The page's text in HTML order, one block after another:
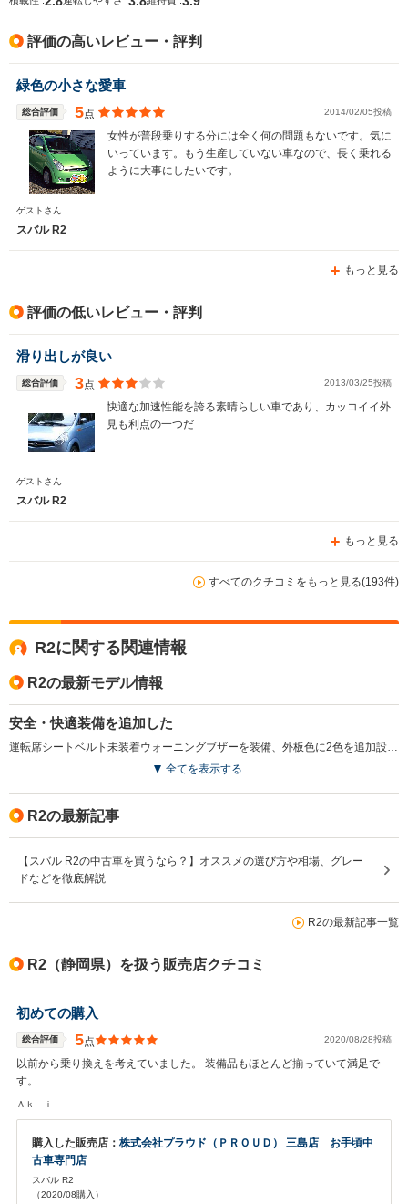
評価の高いレビュー・評判
緑色の小さな愛車
総合評価 5点 2014/02/05投稿
女性が普段乗りする分には全く何の問題もないです。気に
いっています。もう生産していない車なので、長く乗れる
ように大事にしたいです。
ゲストさん
スバル R2
もっと見る
評価の低いレビュー・評判
滑り出しが良い
総合評価 3点 2013/03/25投稿
快適な加速性能を誇る素晴らしい車であり、カッコイイ外
見も利点の一つだ
ゲストさん
スバル R2
もっと見る
すべてのクチコミをもっと見る(193件)
R2に関する関連情報
R2の最新モデル情報
安全・快適装備を追加した
全てを表示する
R2の最新記事
【スバル R2の中古車を買うなら？】オススメの選び方や相場、グレー
ドなどを徹底解説
R2の最新記事一覧
R2（静岡県）を扱う販売店クチコミ
初めての購入
総合評価 5点 2020/08/28投稿
以前から乗り換えを考えていました。 装備品もほとんど揃っていて満足で
す。
Ａｋ ｉ
購入した販売店： 株式会社プラウド（ＰＲＯＵＤ） 三島店 お手頃中
古車専門店
スバル R2
（2020/08購入）